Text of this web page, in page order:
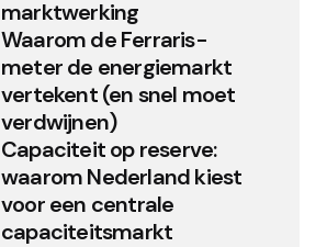
marktwerking
Waarom de Ferraris-
meter de energiemarkt
vertekent (en snel moet
verdwijnen)
Capaciteit op reserve:
waarom Nederland kiest
voor een centrale
capaciteitsmarkt